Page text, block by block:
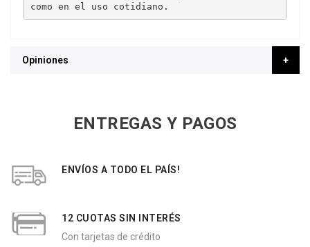
como en el uso cotidiano.
Opiniones
ENTREGAS Y PAGOS
ENVÍOS A TODO EL PAÍS!
12 CUOTAS SIN INTERÉS
Con tarjetas de crédito